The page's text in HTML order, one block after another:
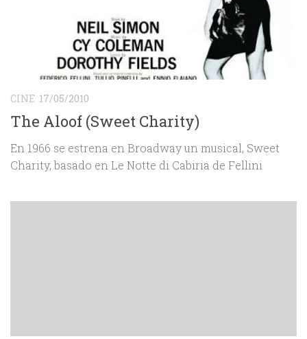
CINE 17/05/2010
The Aloof (Sweet Charity)
En 1966 se estrena en Broadway un musical, Sweet
Charity, basado en Le Notte di Cabiria de Fellini